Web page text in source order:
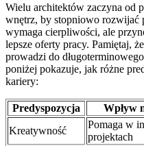
Wielu architektów zaczyna od
wnętrz, by stopniowo rozwijać
wymaga cierpliwości, ale
lepsze oferty pracy. Pamiętaj,
prowadzi do
poniżej pokazuje, jak różne
kariery:
Predyspozycja Wpływ
Kreatywność
Pomaga w
projektach